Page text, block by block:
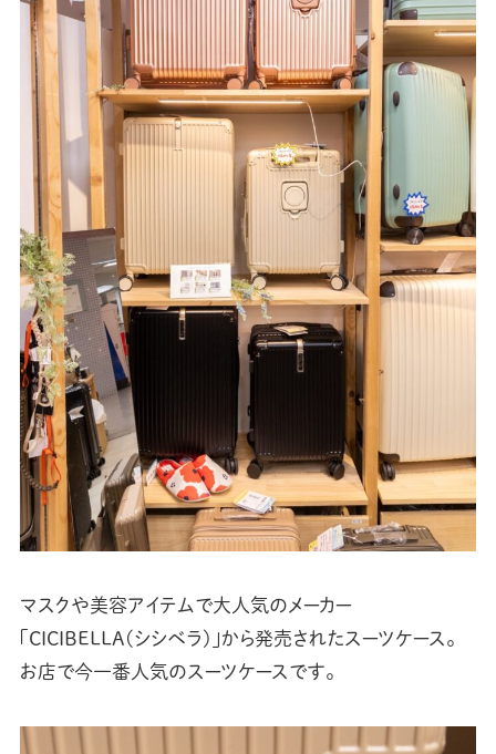
マスクや美容アイテムで大人気のメーカー
「CICIBELLA(シシベラ)」から発売されたスーツケース。
お店で今一番人気のスーツケースです。